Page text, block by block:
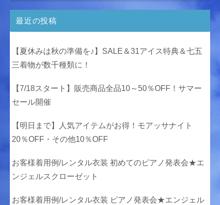
最近の投稿
【夏休みは秋の準備を♪】SALE＆31アイス特典＆七五
三着物が数千種類に！
【7/18スタート】販売商品全品10～50％OFF！サマー
セール開催
【明日まで】人気アイテムがお得！モアッサナイト
20％OFF・その他10％OFF
お客様着用例/レンタル衣装 初めてのピアノ発表会★エ
ンジェルスクローゼット
お客様着用例/レンタル衣装 ピアノ発表会★エンジェル